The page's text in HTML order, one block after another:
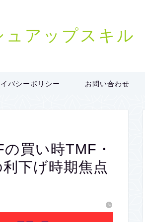
ュアップスキル
バシーポリシー お問い合わせ
買い時TMF・
下げ時期焦点